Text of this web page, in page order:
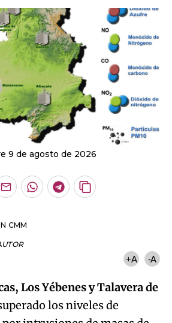
9 de agosto de 2026
EnviarWhatsapp
Telegram
Copiar
CMM
+A -A
Los Yébenes y Talavera de
los niveles de